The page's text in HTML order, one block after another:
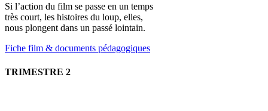
Si l’action du film se passe en un temps
très court, les histoires du loup, elles,
nous plongent dans un passé lointain.
Fiche film & documents pédagogiques
TRIMESTRE 2